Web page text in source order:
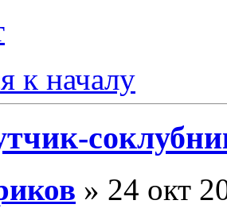
к началу
» 24 окт